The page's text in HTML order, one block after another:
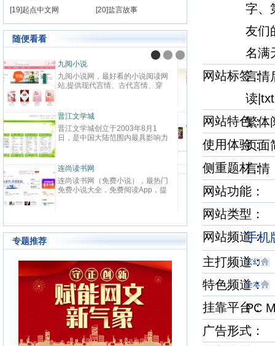
[19]起点中文网
[20]盐言故事
随便看看
九阅小说
九阅小说网，最好看的小说阅读网
站,提供现代言情、古代言情、穿
强、免费小说等在线阅读。每日最
快更新,页面简洁,访问速度快
纵横
纵横
网站
致力
最具
文化
与史
化软
有“纵
优秀
读，
编、
经过
显著
部，
6000
创文
晋江文学城
晋江文学城创立于2003年8月1
日，是中国大陆范围内最具影响力
耽美、爱情等原创网络小说而著
名。 截止到2015年3月31日，晋
江文学城拥有在线作品177万余
部，穿越、言情、影视、都市爱
的这种不落窠臼的行事作风也在行
和两万余名签约作者在这个平台上
日更不辍，为广大网络文学爱好者
献上了一部又一部可以堪称经典的
网络文学著作。其中得以出版作品
的作者达到3000人，每天有近1万
新用户注册、750部新作品诞生，
两本新书被成功代理出版，上百部
作品签约影视，过万部作品引入手
机分销渠道，其口碑卓著的良心服
起点
起点
立于
创文
字内
下。
学事
大成
连尚读书网
连尚读书网（免费小说），最热门
免费小说大全，免费阅读App，提
红袖
红袖
全球
统、
准的
240
文
务，
写作
有长
万部
专题推荐
字、
友们
名
网站标签
言情
读
网站特色
繁
使用体验
页
侧重题材
言
网站功能：
网站类型
网站频道
手机
主打频道
玄幻
特色频道
全本
挂靠平台
PC
广告形式：